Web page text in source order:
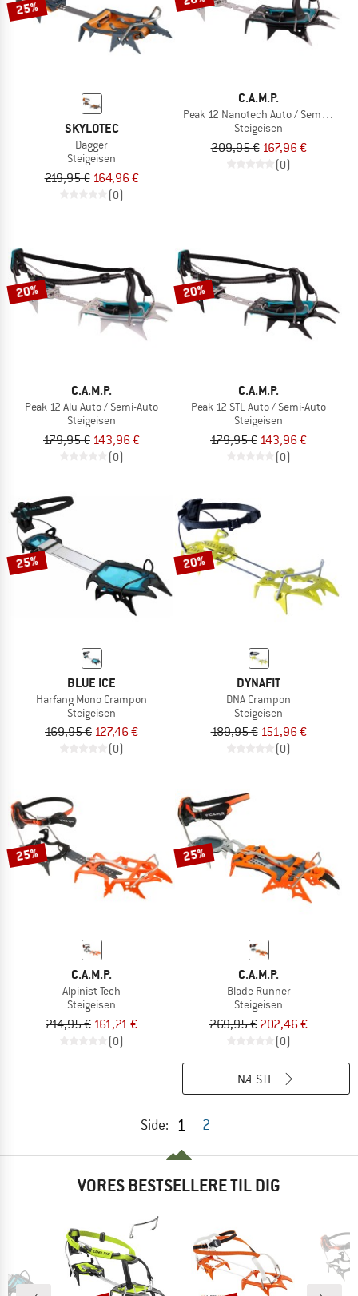
25%
SKYLOTEC
Dagger
Steigeisen
219,95 € 164,96 €
(0)
C.A.M.P.
Peak 12 Nanotech Auto / Semi-Auto
Steigeisen
209,95 € 167,96 €
(0)
20%
C.A.M.P.
Peak 12 Alu Auto / Semi-Auto
Steigeisen
179,95 € 143,96 €
(0)
20%
C.A.M.P.
Peak 12 STL Auto / Semi-Auto
Steigeisen
179,95 € 143,96 €
(0)
25%
BLUE ICE
Harfang Mono Crampon
Steigeisen
169,95 € 127,46 €
(0)
20%
DYNAFIT
DNA Crampon
Steigeisen
189,95 € 151,96 €
(0)
25%
C.A.M.P.
Alpinist Tech
Steigeisen
214,95 € 161,21 €
(0)
25%
C.A.M.P.
Blade Runner
Steigeisen
269,95 € 202,46 €
(0)
Side: 1 2
NÆSTE
VORES BESTSELLERE TIL DIG